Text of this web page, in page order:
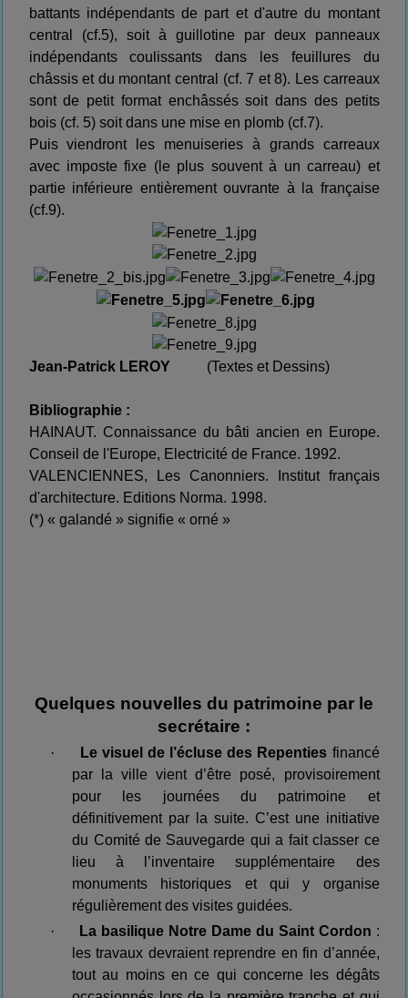
battants indépendants de part et d'autre du montant
central (cf.5), soit à guillotine par deux panneaux
indépendants coulissants dans les feuillures du
châssis et du montant central (cf. 7 et 8). Les carreaux
sont de petit format enchâssés soit dans des petits
bois (cf. 5) soit dans une mise en plomb (cf.7).
Puis viendront les menuiseries à grands carreaux
avec imposte fixe (le plus souvent à un carreau) et
partie inférieure entièrement ouvrante à la française
(cf.9).
Jean-Patrick LEROY (Textes et Dessins)
Bibliographie :
HAINAUT. Connaissance du bâti ancien en Europe.
Conseil de l'Europe, Electricité de France. 1992.
VALENCIENNES, Les Canonniers. Institut français
d'architecture. Editions Norma. 1998.
(*) « galandé » signifie « orné »
Quelques nouvelles du patrimoine par le
secrétaire :
· Le visuel de l’écluse des Repenties financé
par la ville vient d’être posé, provisoirement
pour les journées du patrimoine et
définitivement par la suite. C’est une initiative
du Comité de Sauvegarde qui a fait classer ce
lieu à l’inventaire supplémentaire des
monuments historiques et qui y organise
régulièrement des visites guidées.
·
La basilique Notre Dame du Saint Cordon :
les travaux devraient reprendre en fin d’année,
tout au moins en ce qui concerne les dégâts